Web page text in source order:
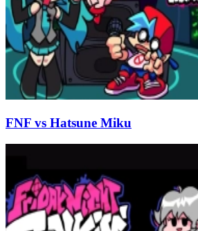
FNF vs Hatsune Miku